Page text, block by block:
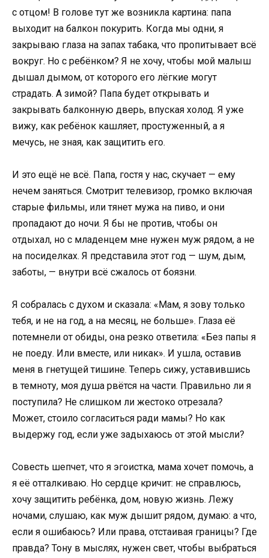
с отцом! В голове тут же возникла картина: папа
выходит на балкон покурить. Когда мы одни, я
закрываю глаза на запах табака, что пропитывает всё
вокруг. Но с ребёнком? Я не хочу, чтобы мой малыш
дышал дымом, от которого его лёгкие могут
страдать. А зимой? Папа будет открывать и
закрывать балконную дверь, впуская холод. Я уже
вижу, как ребёнок кашляет, простуженный, а я
мечусь, не зная, как защитить его.
И это ещё не всё. Папа, гостя у нас, скучает — ему
нечем заняться. Смотрит телевизор, громко включая
старые фильмы, или тянет мужа на пиво, и они
пропадают до ночи. Я бы не против, чтобы он
отдыхал, но с младенцем мне нужен муж рядом, а не
на посиделках. Я представила этот год — шум, дым,
заботы, — внутри всё сжалось от боязни.
Я собралась с духом и сказала: «Мам, я зову только
тебя, и не на год, а на месяц, не больше». Глаза её
потемнели от обиды, она резко ответила: «Без папы я
не поеду. Или вместе, или никак». И ушла, оставив
меня в гнетущей тишине. Теперь сижу, уставившись
в темноту, моя душа рвётся на части. Правильно ли я
поступила? Не слишком ли жестоко отрезала?
Может, стоило согласиться ради мамы? Но как
выдержу год, если уже задыхаюсь от этой мысли?
Совесть шепчет, что я эгоистка, мама хочет помочь, а
я её отталкиваю. Но сердце кричит: не справлюсь,
хочу защитить ребёнка, дом, новую жизнь. Лежу
ночами, слушаю, как муж дышит рядом, думаю: а что,
если я ошибаюсь? Или права, отстаивая границы? Где
правда? Тону в мыслях, нужен свет, чтобы выбраться